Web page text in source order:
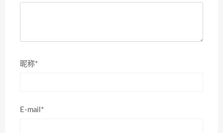
昵称*
E-mail*